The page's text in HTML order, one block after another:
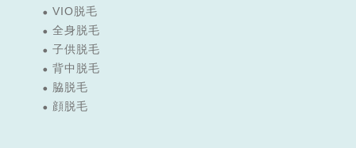
VIO脱毛
全身脱毛
子供脱毛
背中脱毛
脇脱毛
顔脱毛